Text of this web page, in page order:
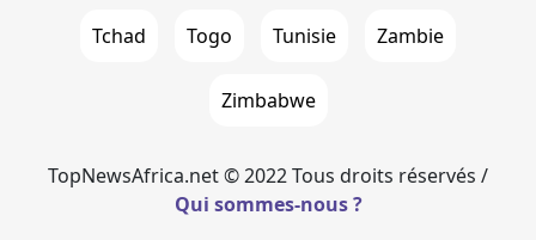
Tchad Togo Tunisie Zambie
Zimbabwe
TopNewsAfrica.net © 2022 Tous droits réservés /
Qui sommes-nous ?